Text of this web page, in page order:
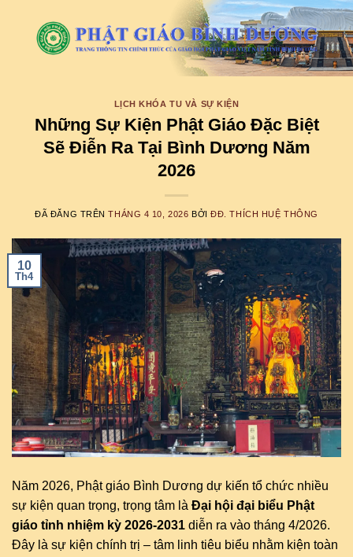
LỊCH KHÓA TU VÀ SỰ KIỆN
Những Sự Kiện Phật Giáo Đặc Biệt
Sẽ Điễn Ra Tại Bình Dương Năm
2026
ĐÃ ĐĂNG TRÊNTHÁNG 4 10, 2026 BỞIĐĐ. THÍCH HUỆ THÔNG
10
Th4
Năm 2026, Phật giáo Bình Dương dự kiến tổ chức nhiều
sự kiện quan trọng, trọng tâm là Đại hội đại biểu Phật
giáo tỉnh nhiệm kỳ 2026-2031 diễn ra vào tháng 4/2026.
Đây là sự kiện chính trị – tâm linh tiêu biểu nhằm kiện toàn